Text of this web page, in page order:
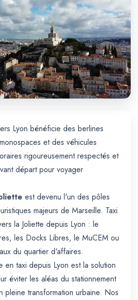
Lyon bénéficie des berlines
et des véhicules
rigoureusement respectés et
départ pour voyager
est devenu l'un des pôles
majeurs de Marseille. Taxi
la Joliette depuis Lyon : le
les Docks Libres, le MuCEM ou
du quartier d'affaires.
en taxi depuis Lyon est la solution
éviter les aléas du stationnement
pleine transformation urbaine. Nos